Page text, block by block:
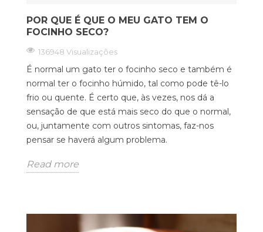
POR QUE É QUE O MEU GATO TEM O
FOCINHO SECO?
136948 Visualizações
É normal um gato ter o focinho seco e também é
normal ter o focinho húmido, tal como pode tê-lo
frio ou quente. É certo que, às vezes, nos dá a
sensação de que está mais seco do que o normal,
ou, juntamente com outros sintomas, faz-nos
pensar se haverá algum problema.
Read more